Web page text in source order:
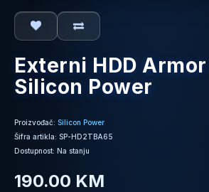
Externi HDD
Silicon Power
Proizvođač: Silicon Power
Šifra artikla: SP-HD2TBA65
Dostupnost: Na stanju
190.00 KM